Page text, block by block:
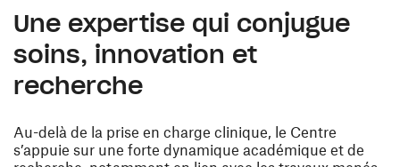
Une expertise qui conjugue
soins, innovation et
recherche
Au-delà de la prise en charge clinique, le Centre
s’appuie sur une forte dynamique académique et de